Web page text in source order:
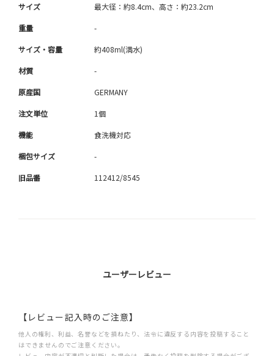
サイズ 最大径：約8.4cm、高さ：約23.2cm
重量 -
サイズ・容量 約408ml(満水)
材質 -
原産国 GERMANY
注文単位 1個
機能 食洗機対応
梱包サイズ -
旧品番 112412/8545
ユーザーレビュー
【レビュー記入時のご注意】
他人の権利、利益、名誉などを損ねたり、法令に違反する内容を投稿すること
はできませんのでご注意ください。